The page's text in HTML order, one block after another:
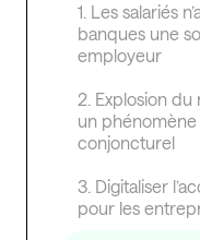
1. Les salariés
banques une
employeur
2. Explosion du
un
conjoncturel
3. Digitaliser
pour les